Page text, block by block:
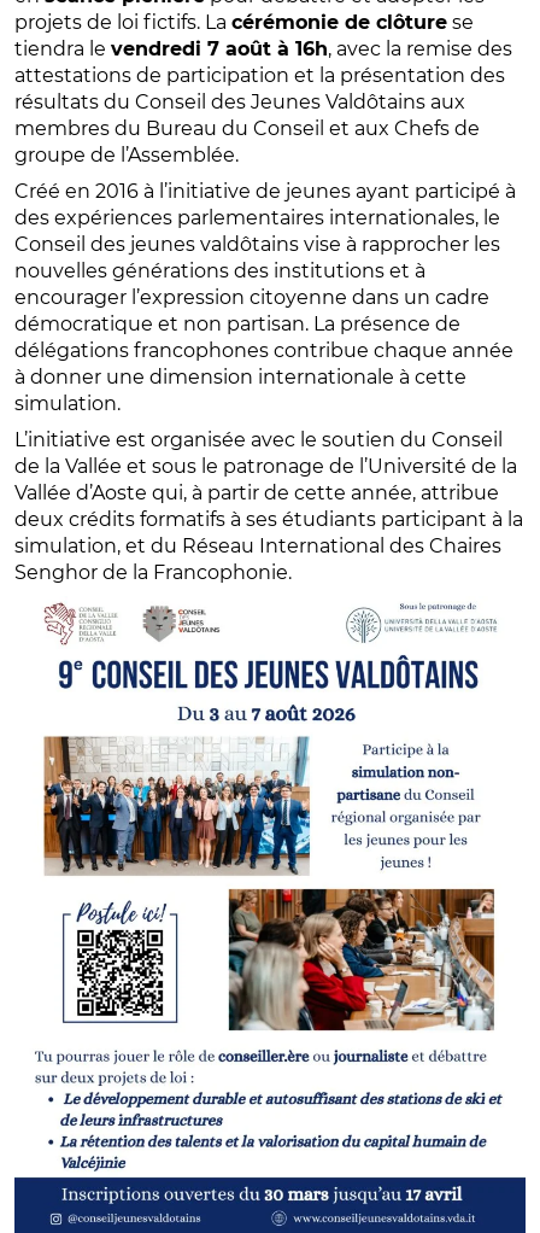
projets de loi fictifs. La cérémonie de clôture se
tiendra le vendredi 7 août à 16h, avec la remise des
attestations de participation et la présentation des
résultats du Conseil des Jeunes Valdôtains aux
membres du Bureau du Conseil et aux Chefs de
groupe de l’Assemblée.
Créé en 2016 à l’initiative de jeunes ayant participé à
des expériences parlementaires internationales, le
Conseil des jeunes valdôtains vise à rapprocher les
nouvelles générations des institutions et à
encourager l’expression citoyenne dans un cadre
démocratique et non partisan. La présence de
délégations francophones contribue chaque année
à donner une dimension internationale à cette
simulation.
L’initiative est organisée avec le soutien du Conseil
de la Vallée et sous le patronage de l’Université de la
Vallée d’Aoste qui, à partir de cette année, attribue
deux crédits formatifs à ses étudiants participant à la
simulation, et du Réseau International des Chaires
Senghor de la Francophonie.